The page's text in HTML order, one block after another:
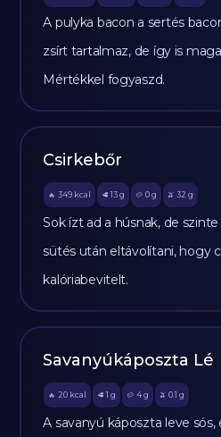
A pulyka bacon a sertés
zsírt tartalmaz, de így is
Mértékkel fogyaszd.
Csirkebőr
🔥 349 kcal 🥩 13 g 🥔 0g 🫒 32 g
Sok ízt ad a húsnak, de
sütés után eltávolítani, hogy
kalóriabevitelt.
Savanyúkáposzta Lé
🔥 20 kcal 🥩 1 g 🥔 4g 🫒 0.1 g
A savanyú káposzta leve